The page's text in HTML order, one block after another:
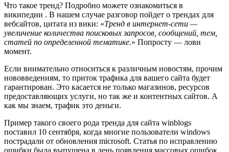
Что такое тренд? Подробно можете ознакомиться в
википедии . В нашем случае разговор пойдет о трендах для
вебсайтов, цитата из вики: «Тренд в интернет-сети —
увеличение количества поисковых запросов, сообщений, тем,
статей по определенной тематике.» Попросту — лови
момент.
Если внимательно относиться к различным новостям, прочим
нововведениям, то приток трафика для вашего сайта будет
гарантирован. Это касается не только магазинов, ресурсов
предоставляющих услуги, но так же и контентных сайтов. А
как мы знаем, трафик это деньги.
Пример такого cвоего рода тренда для сайта winblogs
поставил 10 сентября, когда многие пользователи windows
пострадали от обновления microsoft. Статья по исправлению
ошибки была выпущена в день появления массовых ошибок